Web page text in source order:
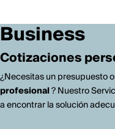
Business
Cotizaciones
¿Necesitas un presupuesto
profesional? Nuestro
a encontrar la solución